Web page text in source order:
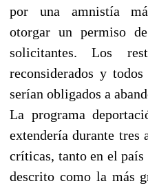
por una amnistía
otorgar un permiso
solicitantes. Los
reconsiderados y
serían obligados a
La programa
extendería durante tres
críticas, tanto en el
descrito como la más